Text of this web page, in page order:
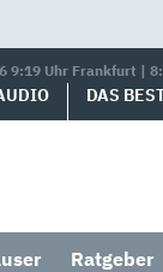
9:19 Uhr Frankfurt |
DAS
Ratgeber